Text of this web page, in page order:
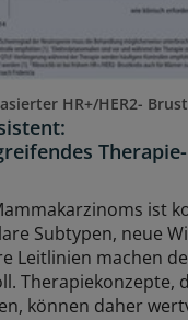
HR+/HER2-
ist
Subtypen, neue
Leitlinien machen
Therapiekonzepte,
können daher